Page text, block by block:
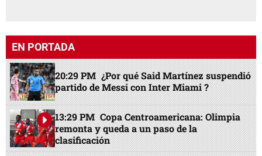
EN PORTADA
20:29 PM ¿Por qué Said Martínez suspendió
partido de Messi con Inter Miami ?
13:29 PM Copa Centroamericana: Olimpia
remonta y queda a un paso de la
clasificación